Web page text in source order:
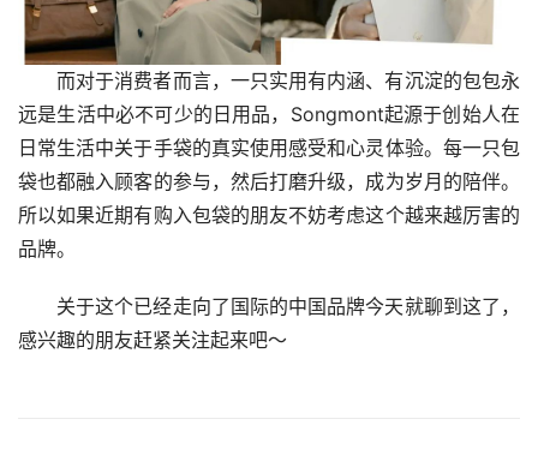
而对于消费者而言，一只实用有内涵、有沉淀的包包永
远是生活中必不可少的日用品，Songmont起源于创始人在
日常生活中关于手袋的真实使用感受和心灵体验。每一只包
袋也都融入顾客的参与，然后打磨升级，成为岁月的陪伴。
所以如果近期有购入包袋的朋友不妨考虑这个越来越厉害的
品牌。
关于这个已经走向了国际的中国品牌今天就聊到这了，
感兴趣的朋友赶紧关注起来吧～